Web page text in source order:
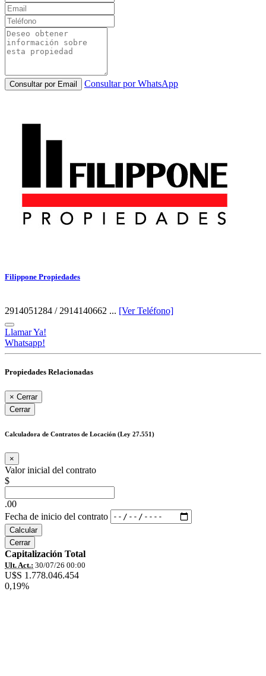
Consultar por Email Consultar por WhatsApp
Filippone Propiedades
2914051284 / 2914140662 ... [Ver Teléfono]
Llamar Ya!
Whatsapp!
Propiedades Relacionadas
× Cerrar
Cerrar
Calculadora de Contratos de Locación (Ley 27.551)
×
Valor inicial del contrato
$
.00
Fecha de inicio del contrato
Calcular
Cerrar
Capitalización Total
Ult. Act.: 30/07/26 00:00
U$S 1.778.046.454
0,19%